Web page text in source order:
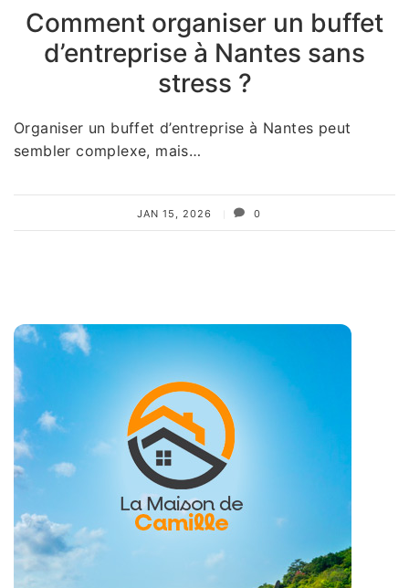
Comment organiser un buffet
d’entreprise à Nantes sans
stress ?
Organiser un buffet d’entreprise à Nantes peut
sembler complexe, mais…
JAN 15, 2026 0